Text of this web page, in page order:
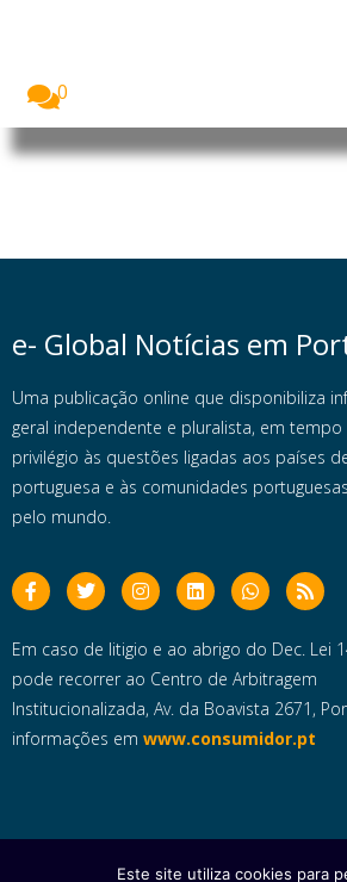
0
e- Global Notícias em
Uma publicação online que disponibiliza
geral independente e pluralista, em tempo
privilégio às questões ligadas aos países
portuguesa e às comunidades
pelo mundo.
Em caso de litigio e ao abrigo do Dec. Lei
pode recorrer ao Centro de Arbitragem
Institucionalizada, Av. da Boavista 2671,
informações em www.consumidor.pt
Copyright © 2025 e- Global Notícias em
Este site utiliza cookies para